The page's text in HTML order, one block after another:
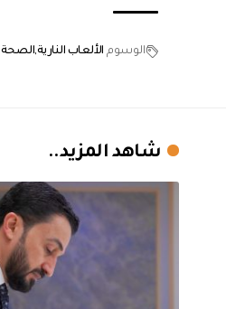
الوسوم الألعاب النارية الصحة
شاهد المزيد..